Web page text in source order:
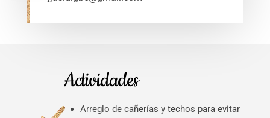
Actividades
Arreglo de cañerías y techos para evitar